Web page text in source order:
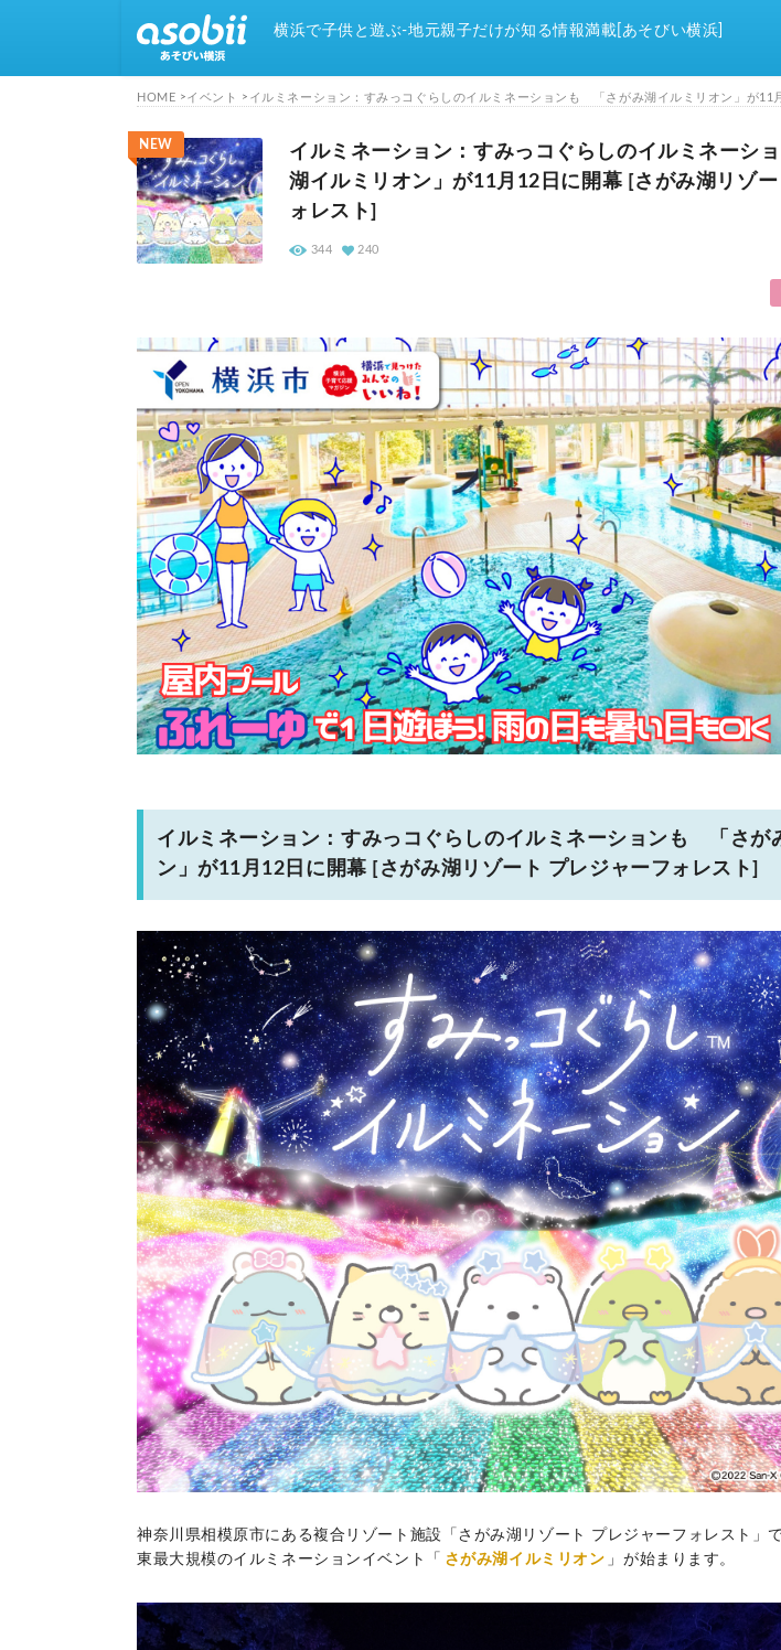
横浜で子供と遊ぶ-地元親子だけが知る情報満載[あそびい横浜]
HOME イベント イルミネーション：すみっコぐらしのイルミネーションも 「さがみ湖イルミリオン」が11
NEW
イルミネーション：すみっコぐらしのイルミネーシ
湖イルミリオン」が11月12日に開幕 [さがみ湖リゾ
ォレスト]
344 240
イルミネーション：すみっコぐらしのイルミネーションも 「さが
ン」が11月12日に開幕 [さがみ湖リゾート プレジャーフォレスト]
神奈川県相模原市にある複合リゾート施設「さがみ湖リゾート プレジャーフォレスト」
東最大規模のイルミネーションイベント「
さがみ湖イルミリオン 」が始まります。